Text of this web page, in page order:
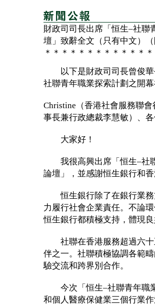
財政司司長出席「恒生–社聯
壇」致辭全文（只有中文）
＊＊＊＊＊＊＊＊＊＊＊＊
以下是財政司司長曾俊華
社聯青年職業探索計劃之開
Christine（香港社會服務聯
事長兼行政總裁李慧敏）、
大家好！
我很高興出席「恒生–社
論壇」，並感謝恒生銀行和
恒生銀行除了在銀行業務
力履行社會企業責任。不論
恒生銀行都積極支持，體現
社聯在香港服務超過六十
伴之一。社聯積極協調各範
驗交流和跨界別合作。
今次「恒生–社聯青年職
和個人醫療保健業三個行業